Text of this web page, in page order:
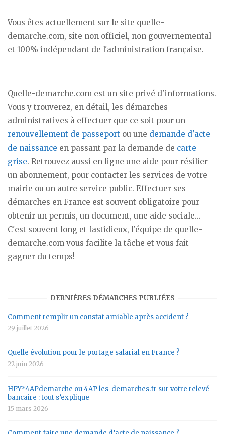
Vous êtes actuellement sur le site quelle-
demarche.com, site non officiel, non gouvernemental
et 100% indépendant de l'administration française.
Quelle-demarche.com est un site privé d'informations.
Vous y trouverez, en détail, les démarches
administratives à effectuer que ce soit pour un
renouvellement de passeport ou une demande d'acte
de naissance en passant par la demande de carte
grise. Retrouvez aussi en ligne une aide pour résilier
un abonnement, pour contacter les services de votre
mairie ou un autre service public. Effectuer ses
démarches en France est souvent obligatoire pour
obtenir un permis, un document, une aide sociale...
C'est souvent long et fastidieux, l'équipe de quelle-
demarche.com vous facilite la tâche et vous fait
gagner du temps!
DERNIÈRES DÉMARCHES PUBLIÉES
Comment remplir un constat amiable après accident ?
29 juillet 2026
Quelle évolution pour le portage salarial en France ?
22 juin 2026
HPY*4APdemarche ou 4AP les-demarches.fr sur votre relevé
bancaire : tout s’explique
15 mars 2026